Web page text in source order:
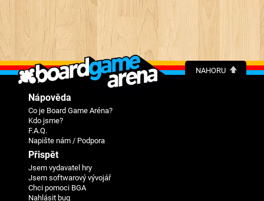
NAHORU
Nápověda
Co je Board Game Aréna?
Kdo jsme?
F.A.Q.
Napište nám / Podpora
Přispět
Jsem vydavatel hry
Jsem softwarový vývojář
Chci pomoci BGA
Nahlásit bug